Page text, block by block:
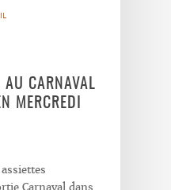
AU CARNAVAL
MERCREDI
Carnaval dans